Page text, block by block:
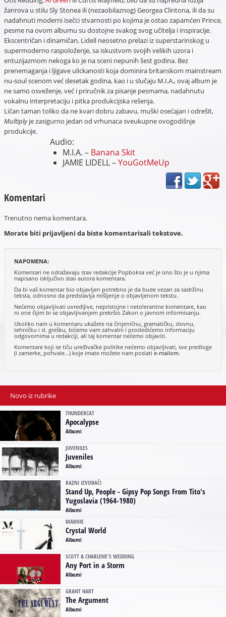
žanrova u stilu Sly Stonea ili (nezaobilaznog) Georgea Clintona, ili da su
nadahnuti moderni isečci stvarnosti po kojima je ostao zapamćen Prince,
pesme na ovom albumu su dostojne svakog svog učitelja i inspiracije.
Ekscentričan i dinamičan, Lidell neosetno prelazi iz superstarinskog u
supermoderno raspoloženje, sa iskustvom svojih velikih uzora i
entuzijazmom nekoga ko je na sceni nepunih šest godina. Bez
prenemaganja i ljigave ulickanosti koja dominira britanskom mainstream
nu-soul scenom već desetak godina, kao i u slučaju M.I.A., ovaj album je
ne samo osveženje, već i priručnik za pisanje pesmama, nadahnutu
vokalnu interpretaciju i pitka produkcijska rešenja.
Ličan taman toliko da ne kvari dobru zabavu, muški osećajan i odrešit,
Multiplyje zasigurno jedan od vrhunaca sveukupne ovogodišnje
produkcije.
Audio:
M.I.A. – Banana Skit
JAMIE LIDELL –YouGotMeUp
Komentari
Trenutno nema komentara.
Morate biti prijavljeni da biste komentarisali tekstove.
NAPOMENA:
Komentari ne odražavaju stav redakcije Popboksa već je ono što je u njima
napisano isključivo stav autora komentara.
Da bi vaš komentar bio objavljen potrebno je da bude vezan za sadržinu
teksta, odnosno da predstavlja mišljenje o objavljenom tekstu.
Nećemo objavljivati uvredljive, nepristojne i netolerantne komentare, kao
ni one čijim bi se objavljivanjem prekršio Zakon o javnom informisanju.
Ukoliko nam u komentaru ukažete na činjeničnu, gramatičku, slovnu,
tehničku i sl. grešku, bićemo vam zahvalni i prosledićemo informaciju
odgovornima u redakciji, ali taj komentar nećemo objaviti.
Komentare koji se tiču uređivačke politike nećemo objavljivati, sve predloge
(i zamerke, pohvale...) koje imate možete nam poslatie-mailom.
Novo iz rubrike
THUNDERCAT
Apocalypse
Albumi
JUVENILES
Juveniles
Albumi
RAZNI IZVOĐAČI
Stand Up, People - Gipsy Pop Songs From Tito's
Yugoslavia (1964-1980)
Albumi
MARNIE
Crystal World
Albumi
SCOTT & CHARLENE'S WEDDING
Any Port in a Storm
Albumi
GRANT HART
The Argument
Albumi